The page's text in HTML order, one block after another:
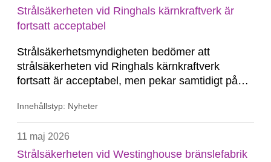
Strålsäkerheten vid Ringhals kärnkraftverk är
fortsatt acceptabel
Strålsäkerhetsmyndigheten bedömer att
strålsäkerheten vid Ringhals kärnkraftverk
fortsatt är acceptabel, men pekar samtidigt på
bemanning som behöver åtgärdas för att stärka
Innehållstyp: Nyheter
11 maj 2026
Strålsäkerheten vid Westinghouse bränslefabrik